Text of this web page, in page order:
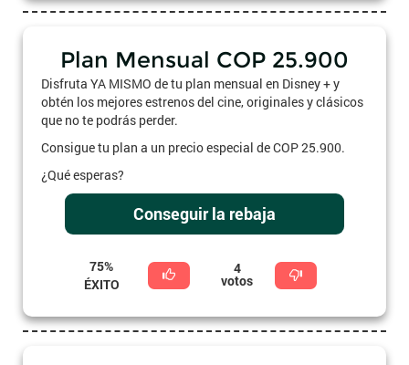
Plan Mensual COP 25.900
Disfruta YA MISMO de tu plan mensual en Disney + y
obtén los mejores estrenos del cine, originales y clásicos
que no te podrás perder.
Consigue tu plan a un precio especial de COP 25.900.
¿Qué esperas?
Conseguir la rebaja
75%
ÉXITO
4
votos